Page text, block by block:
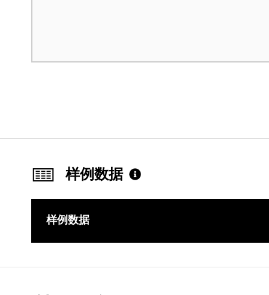
样例数据
样例数据